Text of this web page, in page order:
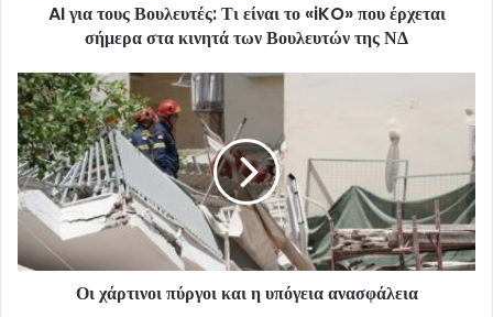
AI για τους Βουλευτές: Τι είναι το «iKO» που έρχεται
σήμερα στα κινητά των Βουλευτών της ΝΔ
Οι χάρτινοι πύργοι και η υπόγεια ανασφάλεια